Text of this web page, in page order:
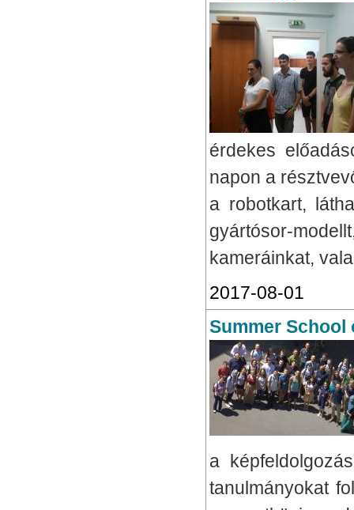
érdekes
napon a
a robotkart,
gyártósor-
kameráinkat,
2017-08-01
Summer School
a
tanulmányokat